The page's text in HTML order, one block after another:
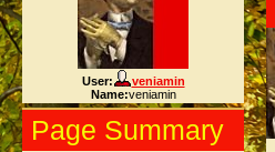
User:
veniamin
Name:veniamin
Page Summary